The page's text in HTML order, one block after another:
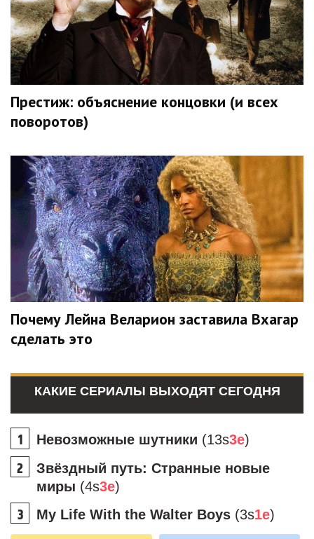
Престиж: объяснение концовки (и всех
поворотов)
Почему Лейна Веларион заставила Вхагар
сделать это
КАКИЕ СЕРИАЛЫ ВЫХОДЯТ СЕГОДНЯ
Невозможные шутники (13s3e)
Звёздный путь: Странные новые
миры (4s3e)
My Life With the Walter Boys (3s1e)